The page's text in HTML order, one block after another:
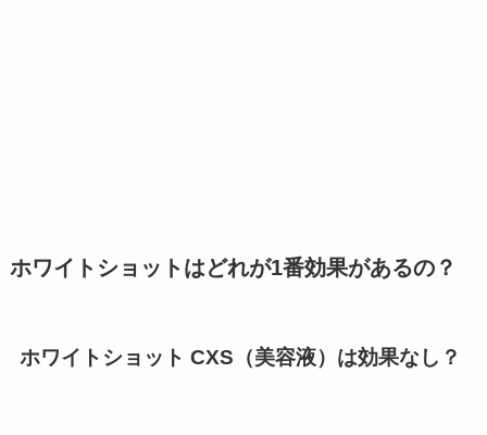
ホワイトショットはどれが1番効果があるの？
ホワイトショット CXS（美容液）は効果なし？